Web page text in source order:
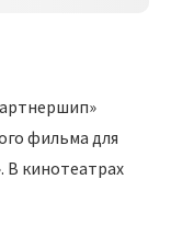
фильма для
В кинотеатрах